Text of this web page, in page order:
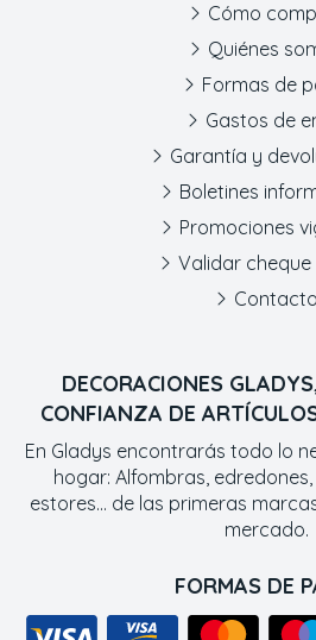
DECORACIONES
CONFIANZA DE
En Gladys encontrarás todo lo
hogar: Alfombras,
estores... de las primeras
mercado.
FORMAS DE
Cómo
Quiénes
Formas de
Gastos de
Garantía y
Boletines
Promociones
Validar
Contacto